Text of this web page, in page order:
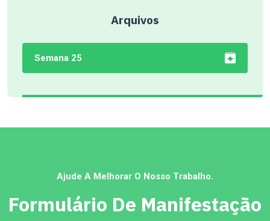
Arquivos
Semana 25
Ajude A Melhorar O Nosso Trabalho.
Formulário De Manifestação